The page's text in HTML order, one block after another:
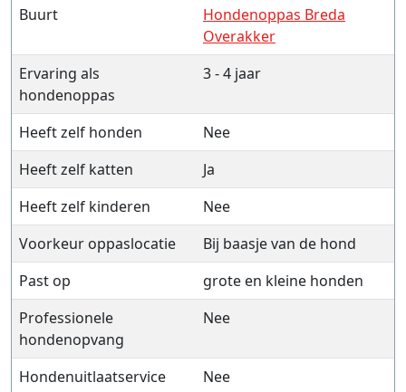
Buurt
Hondenoppas Breda
Overakker
Ervaring als
hondenoppas
3 - 4 jaar
Heeft zelf honden
Nee
Heeft zelf katten
Ja
Heeft zelf kinderen
Nee
Voorkeur oppaslocatie
Bij baasje van de hond
Past op
grote en kleine honden
Professionele
hondenopvang
Nee
Hondenuitlaatservice Nee